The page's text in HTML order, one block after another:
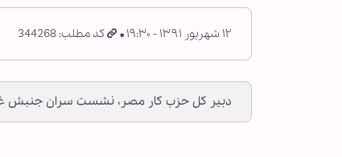
۱۲ شهریور ۱۳۹۱ - ۱۹:۳۰ کد مطلب: 344268
دبير كل حزب كار مصر، نشست سران جنبش